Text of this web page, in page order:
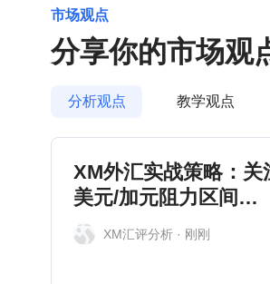
市场观点
分享你的市场观
分析观点 教学观点
XM外汇实战策略：关
美元/加元阻力区间
1.4050--1.4060有效可
卖出
XM汇评分析 · 刚刚